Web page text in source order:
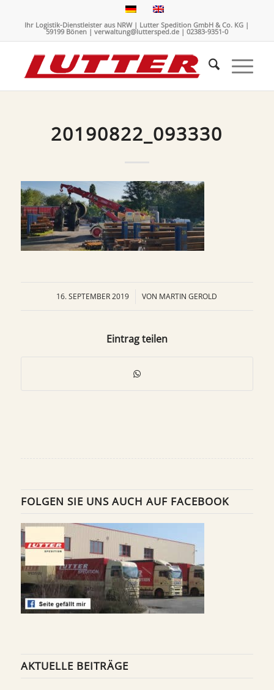
Ihr Logistik-Dienstleister aus NRW | Lutter Spedition GmbH & Co. KG |
59199 Bönen | verwaltung@luttersped.de | 02383-9351-0
20190822_093330
16. SEPTEMBER 2019
/ VON MARTIN GEROLD
Eintrag teilen
FOLGEN SIE UNS AUCH AUF FACEBOOK
AKTUELLE BEITRÄGE